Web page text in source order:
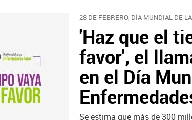
28 DE FEBRERO, DÍA MUNDIAL DE
'Haz que el
favor', el
en el Día
Se estima que más de 300